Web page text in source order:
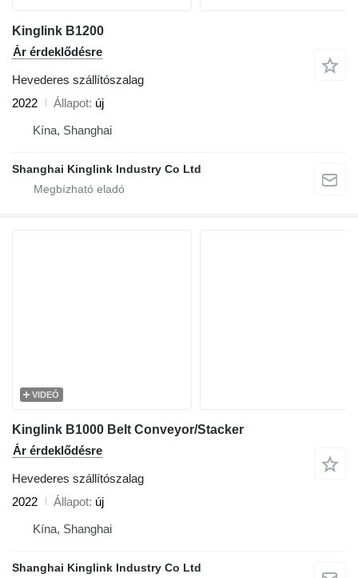
Kinglink B1200
Ár érdeklődésre
Hevederes szállítószalag
2022
Állapot új
Kína, Shanghai
Shanghai Kinglink Industry Co Ltd
VIDEÓ
Kinglink B1000 Belt Conveyor/Stacker
Ár érdeklődésre
Hevederes szállítószalag
2022
Állapot új
Kína, Shanghai
Shanghai Kinglink Industry Co Ltd